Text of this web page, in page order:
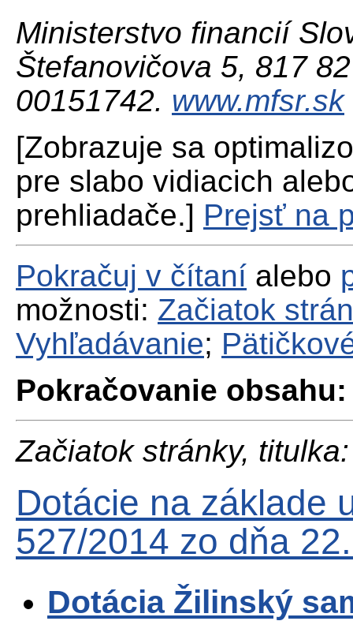
Ministerstvo financií
Štefanovičova 5, 817
00151742. www.mfsr.sk
[Zobrazuje sa
pre slabo vidiacich
prehliadače.] Prejsť na
Pokračuj v čítaní alebo
možnosti: Začiatok
Vyhľadávanie;
Pokračovanie obsahu:
Začiatok stránky, titulka:
Dotácie na základe
527/2014 zo dňa
Dotácia Žilinský